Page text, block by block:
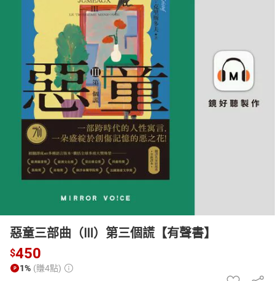
居家生活 3C家電 運動休閒
女裝 男裝 化妝保養 情趣用品
日本購物 電子/紙本書
HOT
惡童三部曲（Ⅲ）第三個謊【有聲書】
$450
1% (賺4點)